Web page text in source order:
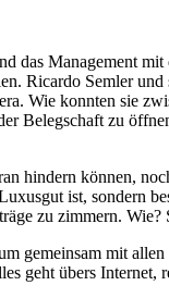
das Management
Ricardo Semler
Wie konnten sie
Belegschaft zu
hindern können,
ist, sondern
zu zimmern. Wie?
gemeinsam mit
geht übers